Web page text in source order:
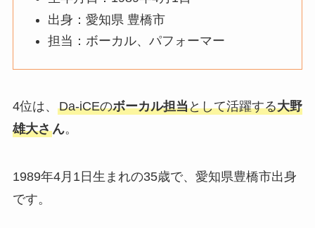
出身：愛知県 豊橋市
担当：ボーカル、パフォーマー
4位は、 Da-iCEのボーカル担当として活躍する大野
雄大さん。
1989年4月1日生まれの35歳で、愛知県豊橋市出身
です。